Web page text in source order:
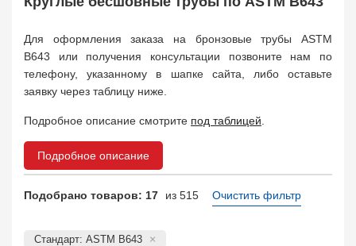
Для оформления заказа на бронзовые трубы ASTM
B643 или получения консультации позвоните нам по
телефону, указанному в шапке сайта, либо оставьте
заявку через таблицу ниже.
Подробное описание смотрите под таблицей
Подробное описание
Подобрано товаров: 17 из 515 Очистить фильтр
Стандарт: ASTM B643